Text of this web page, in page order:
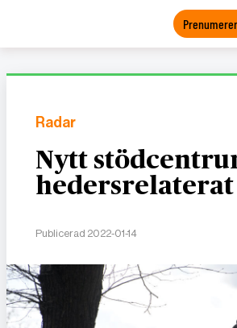
Radar
Nytt
Publicerad 2022-01-14